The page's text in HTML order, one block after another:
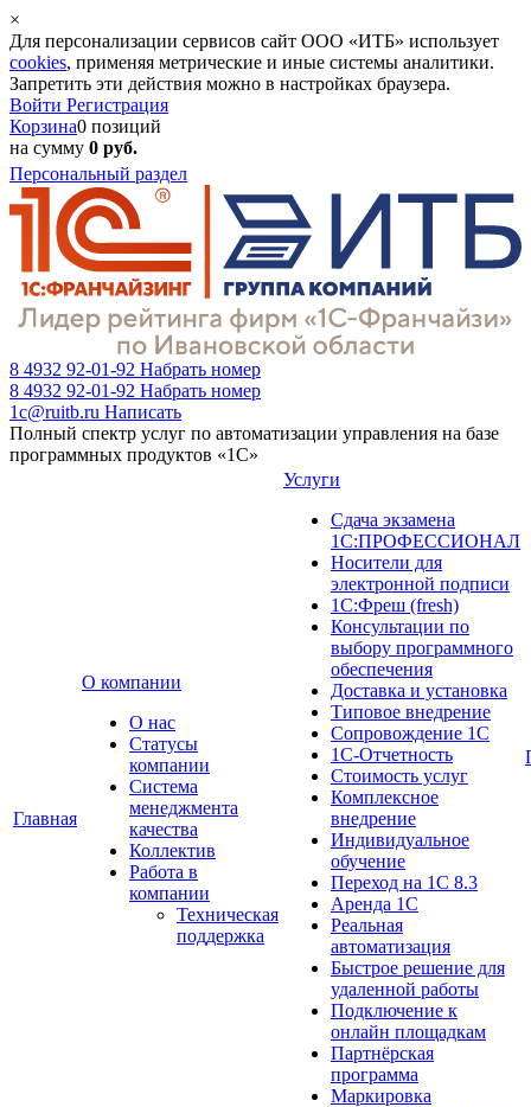
×
Для персонализации сервисов сайт ООО «ИТБ» использует
cookies, применяя метрические и иные системы аналитики.
Запретить эти действия можно в настройках браузера.
Войти Регистрация
Корзина0 позиций
на сумму 0 руб.
Персональный раздел
8 4932 92-01-92 Набрать номер
8 4932 92-01-92 Набрать номер
1c@ruitb.ru Написать
Полный спектр услуг по автоматизации управления на базе
программных продуктов «1С»
Главная
О компании
О нас
Cтатусы
компании
Система
менеджмента
качества
Коллектив
Работа в
компании
Техническая
поддержка
Услуги
Сдача экзамена
1С:ПРОФЕССИОНАЛ
Носители для
электронной подписи
1С:Фреш (fresh)
Консультации по
выбору программного
обеспечения
Доставка и установка
Типовое внедрение
Сопровождение 1С
1С-Отчетность
Стоимость услуг
Комплексное
внедрение
Индивидуальное
обучение
Переход на 1С 8.3
Аренда 1С
Реальная
автоматизация
Быстрое решение для
удаленной работы
Подключение к
онлайн площадкам
Партнёрская
программа
Маркировка